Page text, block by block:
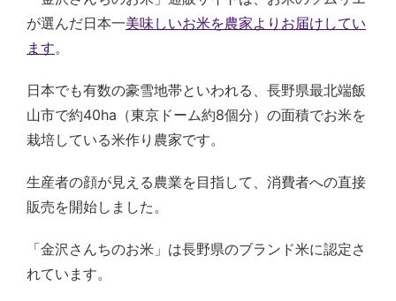
が選んだ日本一美味しいお米を農家よりお届けしてい
ます。
日本でも有数の豪雪地帯といわれる、長野県最北端飯
山市で約40ha（東京ドーム約8個分）の面積でお米を
栽培している米作り農家です。
生産者の顔が見える農業を目指して、消費者への直接
販売を開始しました。
「金沢さんちのお米」は長野県のブランド米に認定さ
れています。